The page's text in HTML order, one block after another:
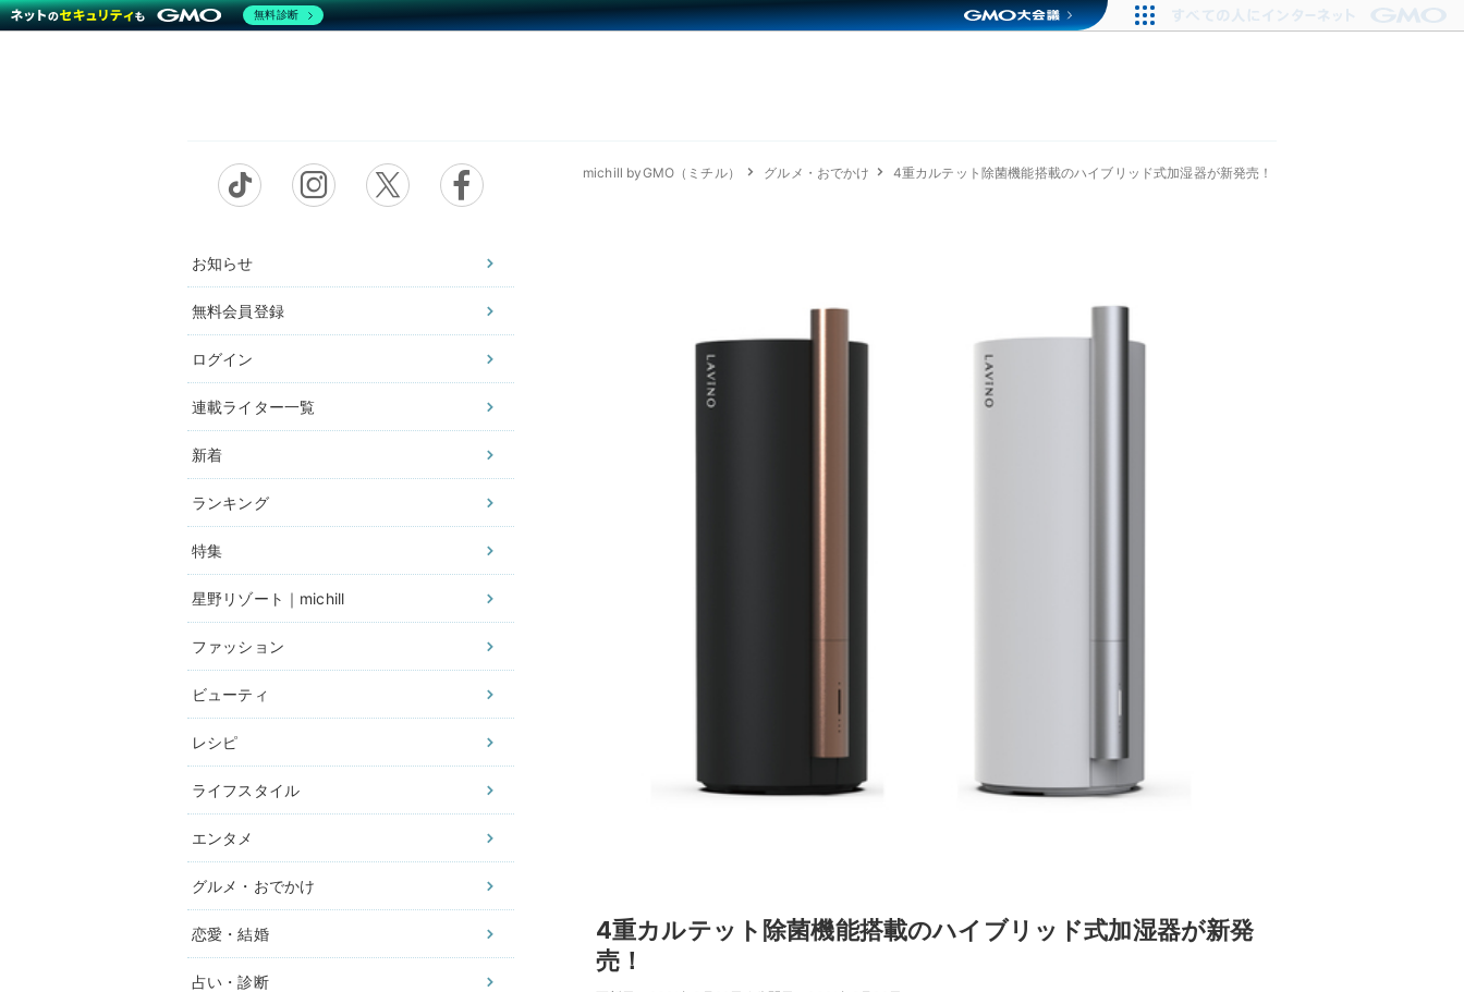
お知らせ
無料会員登録
ログイン
連載ライター一覧
新着
ランキング
特集
星野リゾート｜michill
ファッション
ビューティ
レシピ
ライフスタイル
エンタメ
グルメ・おでかけ
恋愛・結婚
占い・診断
michill byGMO（ミチル） グルメ・おでかけ 4重カルテット除菌機能搭載のハイブリッド式加湿器が新発売！
4重カルテット除菌機能搭載のハイブリッド式加湿器が新発
売！
無料診断